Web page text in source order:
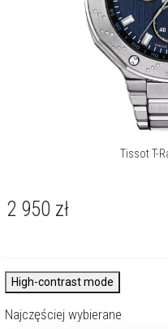
Tissot T-
2 950 zł
High-contrast mode
Najczęściej wybierane